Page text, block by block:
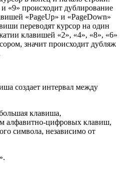
«9» происходит дублирование
«PageUp» и «PageDown»
переводят курсор на один
клавишей «2», «4», «8», «6»
значит происходит дубляж
создает интервал между
клавиша,
алфавитно-цифровых клавиш,
символа, независимо от